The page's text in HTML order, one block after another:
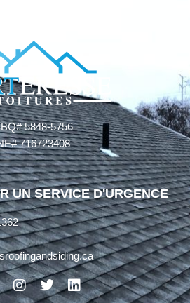
5848-5756
716723408
UN SERVICE D'URGENCE